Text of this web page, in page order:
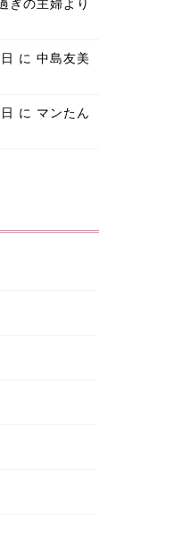
ぎの主婦より
に 中島友美
に マンたん